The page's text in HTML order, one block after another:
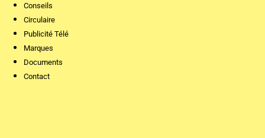
Conseils
Circulaire
Publicité Télé
Marques
Documents
Contact